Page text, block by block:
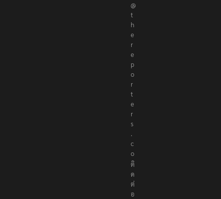
@
t
h
e
r
e
p
o
r
t
e
r
s
.
c
o
ติ
ด
ต่
อ